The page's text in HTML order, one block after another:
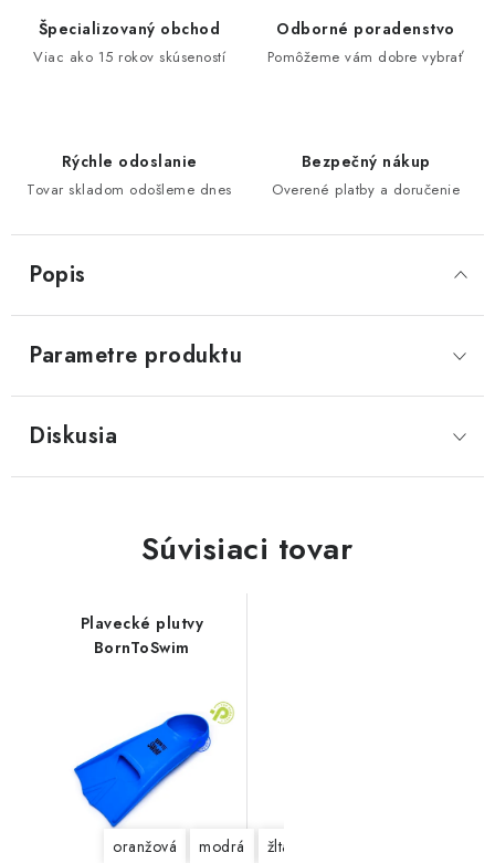
Špecializovaný obchod
Viac ako 15 rokov skúseností
Odborné poradenstvo
Pomôžeme vám dobre vybrať
Rýchle odoslanie
Tovar skladom odošleme dnes
Bezpečný nákup
Overené platby a doručenie
Popis
Parametre produktu
Diskusia
Súvisiaci tovar
Plavecké plutvy
BornToSwim
oranžová modrá žltá